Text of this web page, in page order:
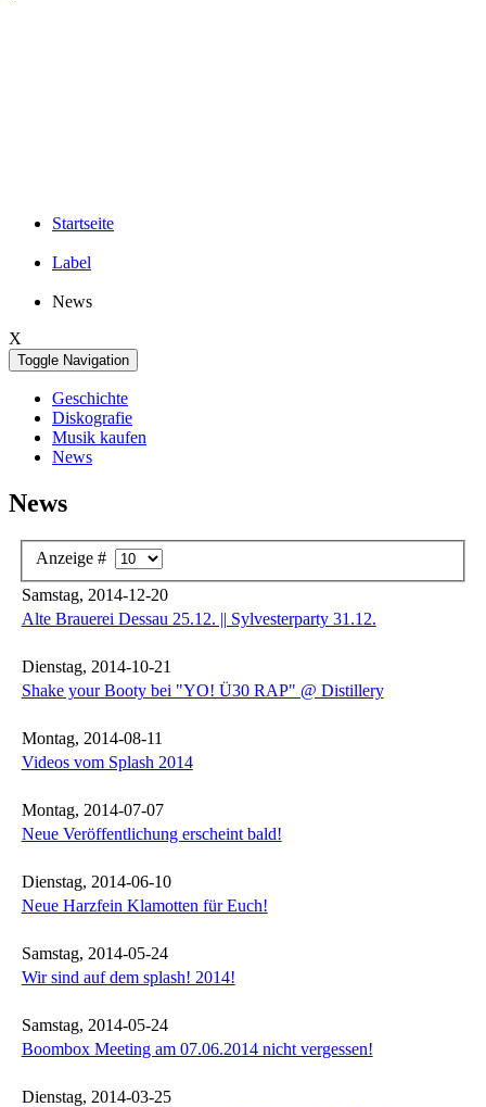
Startseite
Label
News
X
Toggle Navigation
Geschichte
Diskografie
Musik kaufen
News
News
Anzeige #
Samstag, 2014-12-20
Alte Brauerei Dessau 25.12. || Sylvesterparty 31.12.
Dienstag, 2014-10-21
Shake your Booty bei "YO! Ü30 RAP" @ Distillery
Montag, 2014-08-11
Videos vom Splash 2014
Montag, 2014-07-07
Neue Veröffentlichung erscheint bald!
Dienstag, 2014-06-10
Neue Harzfein Klamotten für Euch!
Samstag, 2014-05-24
Wir sind auf dem splash! 2014!
Samstag, 2014-05-24
Boombox Meeting am 07.06.2014 nicht vergessen!
Dienstag, 2014-03-25